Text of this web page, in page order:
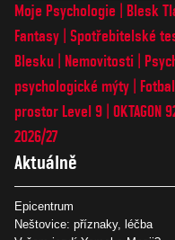
Moje Psychologie Blesk
Fantasy Spotřebitelské
Blesku
Nemovitosti
psychologické mýty
prostor Level 9
2026/27
Aktuálně
Epicentrum
Neštovice: příznaky, léčba